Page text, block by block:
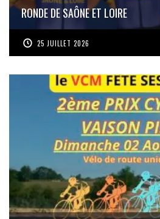
RONDE DE SAÔNE ET LOIRE
25 JUILLET 2026